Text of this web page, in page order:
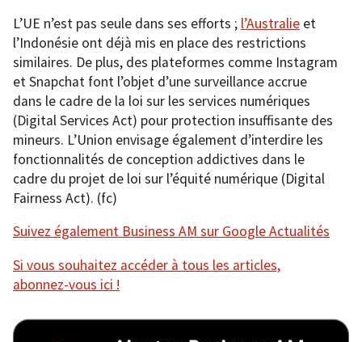
L’UE n’est pas seule dans ses efforts ; l’Australie et
l’Indonésie ont déjà mis en place des restrictions
similaires. De plus, des plateformes comme Instagram
et Snapchat font l’objet d’une surveillance accrue
dans le cadre de la loi sur les services numériques
(Digital Services Act) pour protection insuffisante des
mineurs. L’Union envisage également d’interdire les
fonctionnalités de conception addictives dans le
cadre du projet de loi sur l’équité numérique (Digital
Fairness Act). (fc)
Suivez également Business AM sur Google Actualités
Si vous souhaitez accéder à tous les articles,
abonnez-vous ici !